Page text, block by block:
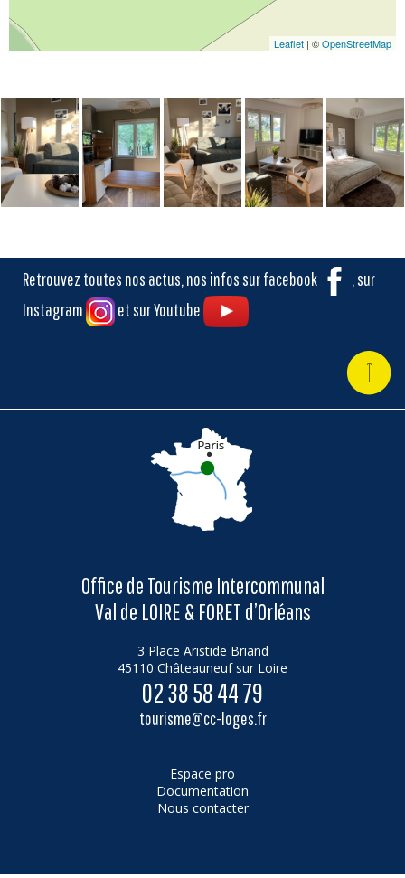
Leaflet | ©OpenStreetMap
Retrouvez toutes nos actus, nos infos sur facebook
, sur
Instagram
et sur Youtube
Office de Tourisme Intercommunal
Val de LOIRE & FORET d’Orléans
3 Place Aristide Briand
45110 Châteauneuf sur Loire
02 38 58 44 79
tourisme@cc-loges.fr
Espace pro
Documentation
Nous contacter